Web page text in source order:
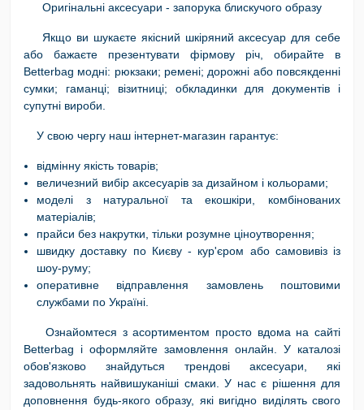
Оригінальні аксесуари - запорука блискучого образу
Якщо ви шукаєте якісний шкіряний аксесуар для себе
або бажаєте презентувати фірмову річ, обирайте в
Betterbag модні: рюкзаки; ремені; дорожні або повсякденні
сумки; гаманці; візитниці; обкладинки для документів і
супутні вироби.
У свою чергу наш інтернет-магазин гарантує:
відмінну якість товарів;
величезний вибір аксесуарів за дизайном і кольорами;
моделі з натуральної та екошкіри, комбінованих
матеріалів;
прайси без накрутки, тільки розумне ціноутворення;
швидку доставку по Києву - кур'єром або самовивіз із
шоу-руму;
оперативне відправлення замовлень поштовими
службами по Україні.
Ознайомтеся з асортиментом просто вдома на сайті
Betterbag і оформляйте замовлення онлайн. У каталозі
обов'язково знайдуться трендові аксесуари, які
задовольнять найвишуканіші смаки. У нас є рішення для
доповнення будь-якого образу, які вигідно виділять свого